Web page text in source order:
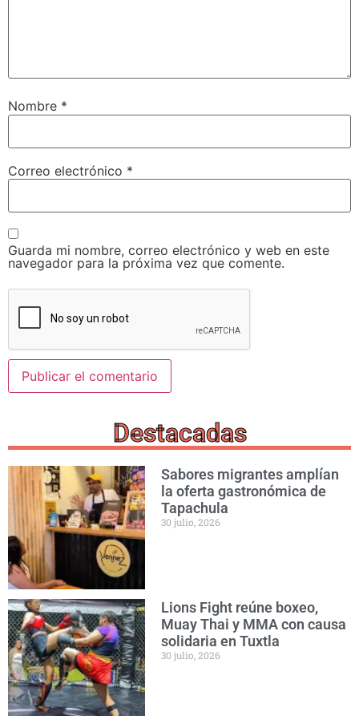
Nombre *
Correo electrónico *
Guarda mi nombre, correo electrónico y web en este
navegador para la próxima vez que comente.
Destacadas
Sabores migrantes amplían
la oferta gastronómica de
Tapachula
30 julio, 2026
Lions Fight reúne boxeo,
Muay Thai y MMA con causa
solidaria en Tuxtla
30 julio, 2026